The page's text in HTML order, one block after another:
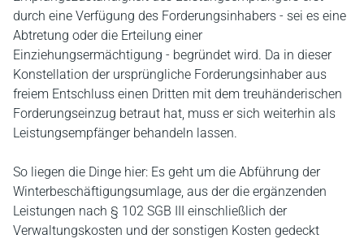
durch eine Verfügung des Forderungsinhabers - sei es eine
Abtretung oder die Erteilung einer
Einziehungsermächtigung - begründet wird. Da in dieser
Konstellation der ursprüngliche Forderungsinhaber aus
freiem Entschluss einen Dritten mit dem treuhänderischen
Forderungseinzug betraut hat, muss er sich weiterhin als
Leistungsempfänger behandeln lassen.
So liegen die Dinge hier: Es geht um die Abführung der
Winterbeschäftigungsumlage, aus der die ergänzenden
Leistungen nach § 102 SGB III einschließlich der
Verwaltungskosten und der sonstigen Kosten gedeckt